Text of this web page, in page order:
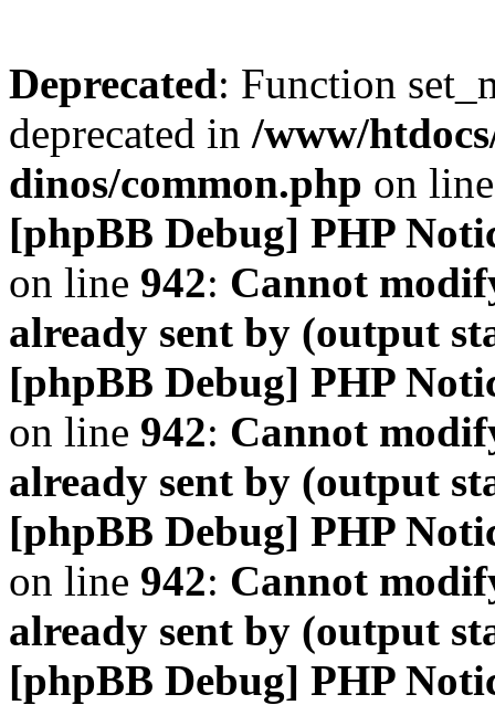
Deprecated: Function
deprecated in /www/
dinos/common.php on
[phpBB Debug] PHP
on line 942: Cannot
already sent by (output
[phpBB Debug] PHP
on line 942: Cannot
already sent by (output
[phpBB Debug] PHP
on line 942: Cannot
already sent by (output
[phpBB Debug] PHP